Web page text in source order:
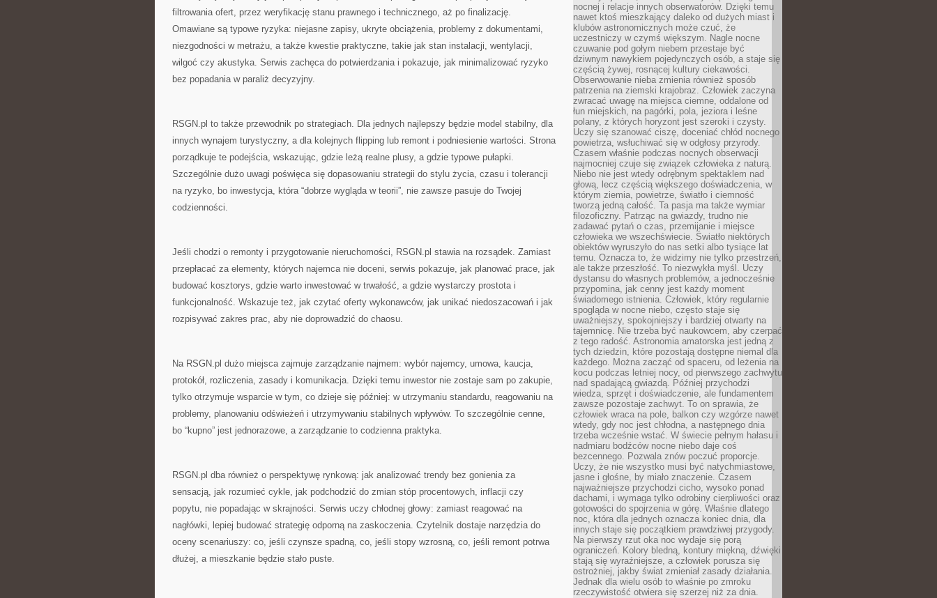
filtrowania ofert, przez weryfikację stanu prawnego i technicznego, aż po finalizację.
Omawiane są typowe ryzyka: niejasne zapisy, ukryte obciążenia, problemy z dokumentami,
niezgodności w metrażu, a także kwestie praktyczne, takie jak stan instalacji, wentylacji,
wilgoć czy akustyka. Serwis zachęca do potwierdzania i pokazuje, jak minimalizować ryzyko
bez popadania w paraliż decyzyjny.
RSGN.pl to także przewodnik po strategiach. Dla jednych najlepszy będzie model stabilny, dla
innych wynajem turystyczny, a dla kolejnych flipping lub remont i podniesienie wartości. Strona
porządkuje te podejścia, wskazując, gdzie leżą realne plusy, a gdzie typowe pułapki.
Szczególnie dużo uwagi poświęca się dopasowaniu strategii do stylu życia, czasu i tolerancji
na ryzyko, bo inwestycja, która “dobrze wygląda w teorii”, nie zawsze pasuje do Twojej
codzienności.
Jeśli chodzi o remonty i przygotowanie nieruchomości, RSGN.pl stawia na rozsądek. Zamiast
przepłacać za elementy, których najemca nie doceni, serwis pokazuje, jak planować prace, jak
budować kosztorys, gdzie warto inwestować w trwałość, a gdzie wystarczy prostota i
funkcjonalność. Wskazuje też, jak czytać oferty wykonawców, jak unikać niedoszacowań i jak
rozpisywać zakres prac, aby nie doprowadzić do chaosu.
Na RSGN.pl dużo miejsca zajmuje zarządzanie najmem: wybór najemcy, umowa, kaucja,
protokół, rozliczenia, zasady i komunikacja. Dzięki temu inwestor nie zostaje sam po zakupie,
tylko otrzymuje wsparcie w tym, co dzieje się później: w utrzymaniu standardu, reagowaniu na
problemy, planowaniu odświeżeń i utrzymywaniu stabilnych wpływów. To szczególnie cenne,
bo “kupno” jest jednorazowe, a zarządzanie to codzienna praktyka.
RSGN.pl dba również o perspektywę rynkową: jak analizować trendy bez gonienia za
sensacją, jak rozumieć cykle, jak podchodzić do zmian stóp procentowych, inflacji czy
popytu, nie popadając w skrajności. Serwis uczy chłodnej głowy: zamiast reagować na
nagłówki, lepiej budować strategię odporną na zaskoczenia. Czytelnik dostaje narzędzia do
oceny scenariuszy: co, jeśli czynsze spadną, co, jeśli stopy wzrosną, co, jeśli remont potrwa
dłużej, a mieszkanie będzie stało puste.
nocnej i relacje innych obserwatorów. Dzięki temu
nawet ktoś mieszkający daleko od dużych miast i
klubów astronomicznych może czuć, że
uczestniczy w czymś większym. Nagle nocne
czuwanie pod gołym niebem przestaje być
dziwnym nawykiem pojedynczych osób, a staje się
częścią żywej, rosnącej kultury ciekawości.
Obserwowanie nieba zmienia również sposób
patrzenia na ziemski krajobraz. Człowiek zaczyna
zwracać uwagę na miejsca ciemne, oddalone od
łun miejskich, na pagórki, pola, jeziora i leśne
polany, z których horyzont jest szeroki i czysty.
Uczy się szanować ciszę, doceniać chłód nocnego
powietrza, wsłuchiwać się w odgłosy przyrody.
Czasem właśnie podczas nocnych obserwacji
najmocniej czuje się związek człowieka z naturą.
Niebo nie jest wtedy odrębnym spektaklem nad
głową, lecz częścią większego doświadczenia, w
którym ziemia, powietrze, światło i ciemność
tworzą jedną całość. Ta pasja ma także wymiar
filozoficzny. Patrząc na gwiazdy, trudno nie
zadawać pytań o czas, przemijanie i miejsce
człowieka we wszechświecie. Światło niektórych
obiektów wyruszyło do nas setki albo tysiące lat
temu. Oznacza to, że widzimy nie tylko przestrzeń,
ale także przeszłość. To niezwykła myśl. Uczy
dystansu do własnych problemów, a jednocześnie
przypomina, jak cenny jest każdy moment
świadomego istnienia. Człowiek, który regularnie
spogląda w nocne niebo, często staje się
uważniejszy, spokojniejszy i bardziej otwarty na
tajemnicę. Nie trzeba być naukowcem, aby czerpać
z tego radość. Astronomia amatorska jest jedną z
tych dziedzin, które pozostają dostępne niemal dla
każdego. Można zacząć od spaceru, od leżenia na
kocu podczas letniej nocy, od pierwszego zachwytu
nad spadającą gwiazdą. Później przychodzi
wiedza, sprzęt i doświadczenie, ale fundamentem
zawsze pozostaje zachwyt. To on sprawia, że
człowiek wraca na pole, balkon czy wzgórze nawet
wtedy, gdy noc jest chłodna, a następnego dnia
trzeba wcześnie wstać. W świecie pełnym hałasu i
nadmiaru bodźców nocne niebo daje coś
bezcennego. Pozwala znów poczuć proporcje.
Uczy, że nie wszystko musi być natychmiastowe,
jasne i głośne, by miało znaczenie. Czasem
najważniejsze przychodzi cicho, wysoko ponad
dachami, i wymaga tylko odrobiny cierpliwości oraz
gotowości do spojrzenia w górę. Właśnie dlatego
noc, która dla jednych oznacza koniec dnia, dla
innych staje się początkiem prawdziwej przygody.
Na pierwszy rzut oka noc wydaje się porą
ograniczeń. Kolory bledną, kontury miękną, dźwięki
stają się wyraźniejsze, a człowiek porusza się
ostrożniej, jakby świat zmieniał zasady działania.
Jednak dla wielu osób to właśnie po zmroku
rzeczywistość otwiera się szerzej niż za dnia.